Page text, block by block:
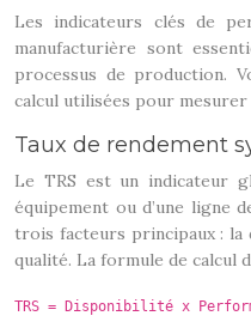
Les indicateurs clés de
manufacturière sont
processus de production.
calcul utilisées pour
Taux de rendement
Le TRS est un indicateur
équipement ou d’une ligne
trois facteurs principaux :
qualité. La formule de calcul
TRS = Disponibilité x